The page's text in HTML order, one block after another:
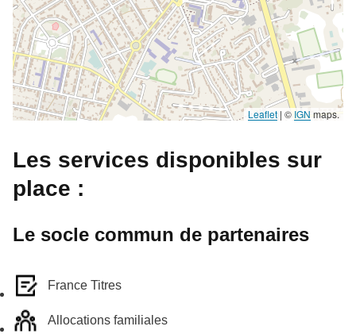
Leaflet | © IGN maps.
Les services disponibles sur
place :
Le socle commun de partenaires
France Titres
Allocations familiales